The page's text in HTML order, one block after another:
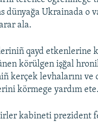
dünyağa Ukrainada o
ala.
qayd etkenlerine
körülgen işğal
kerçek levhalarını ve
körmege yardım ete.
kabineti prezident